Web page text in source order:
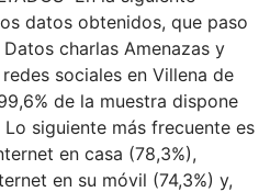
datos obtenidos, que paso
charlas Amenazas y
sociales en Villena de
de la muestra dispone
siguiente más frecuente es
en casa (78,3%),
en su móvil (74,3%) y,